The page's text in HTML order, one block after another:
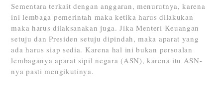
Sementara terkait dengan anggaran, menurutnya, karena
ini lembaga pemerintah maka ketika harus dilakukan
maka harus dilaksanakan juga. Jika Menteri Keuangan
setuju dan Presiden setuju dipindah, maka aparat yang
ada harus siap sedia. Karena hal ini bukan persoalan
lembaganya aparat sipil negara (ASN), karena itu ASN-
nya pasti mengikutinya.